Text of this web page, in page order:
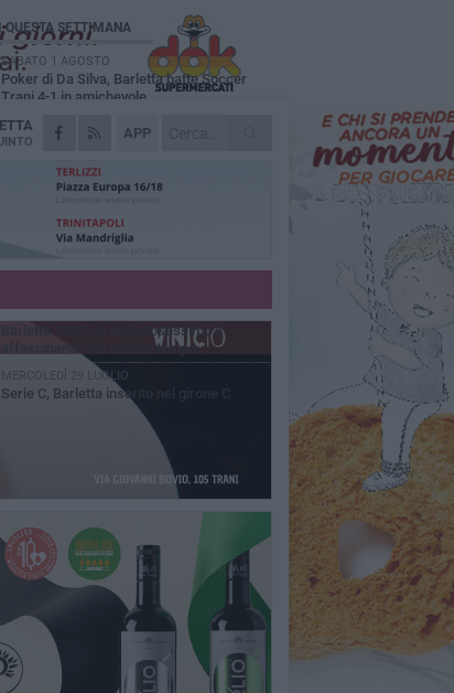
APP
SETTIMANA
SABATO 1 AGOSTO
Poker di Da Silva, Barletta batte Soccer
Trani 4-1 in amichevole
VENERDÌ 31 LUGLIO
Serie C Sky Wifi: fissate date e orari delle
VENERDÌ 31 LUGLIO
Addio a mister Marchioro. L'uomo del
VENERDÌ 31 LUGLIO
Barletta 1922: un avvio tostissimo e
affascinante allo stesso tempo
MERCOLEDÌ 29 LUGLIO
Serie C, Barletta inserito nel girone C